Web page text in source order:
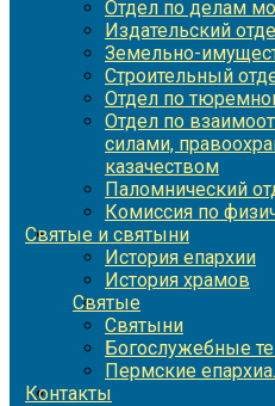
Отдел по делам
Издательский
Земельно-
Строительный
Отдел по
Отдел по
силами,
казачеством
Паломнический
Комиссия по
Святые и святыни
История епархии
История храмов
Святые
Святыни
Богослужебные
Пермские
Контакты